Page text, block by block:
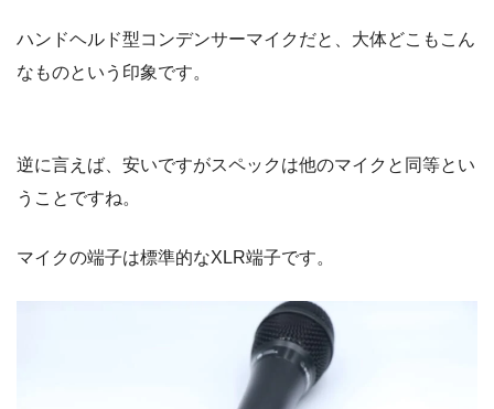
ハンドヘルド型コンデンサーマイクだと、大体どこもこん
なものという印象です。
逆に言えば、安いですがスペックは他のマイクと同等とい
うことですね。
マイクの端子は標準的なXLR端子です。